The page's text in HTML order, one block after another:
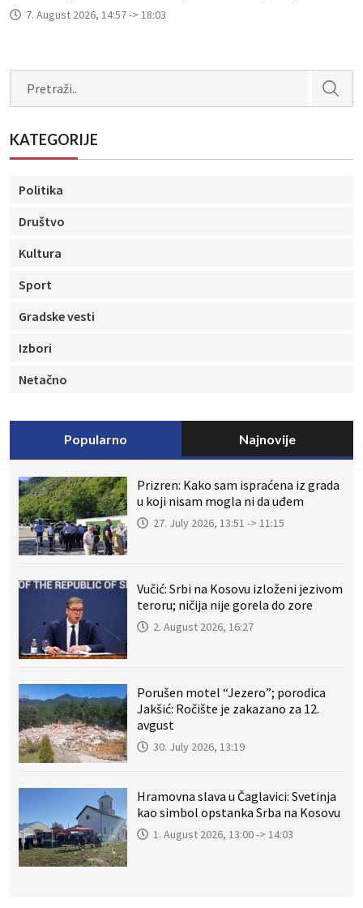
7. August 2026, 14:57 -> 18:03
KATEGORIJE
Politika
Društvo
Kultura
Sport
Gradske vesti
Izbori
Netačno
Popularno Najnovije
Prizren: Kako sam ispraćena iz grada
u koji nisam mogla ni da uđem
27. July 2026, 13:51 -> 11:15
Vučić: Srbi na Kosovu izloženi jezivom
teroru; ničija nije gorela do zore
2. August 2026, 16:27
Porušen motel “Jezero”; porodica
Jakšić: Ročište je zakazano za 12.
avgust
30. July 2026, 13:19
Hramovna slava u Čaglavici: Svetinja
kao simbol opstanka Srba na Kosovu
1. August 2026, 13:00 -> 14:03